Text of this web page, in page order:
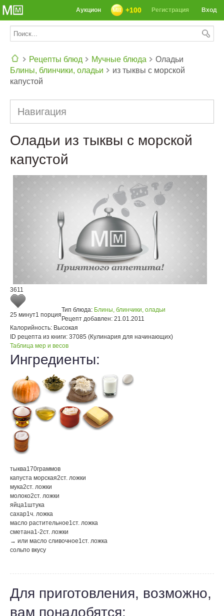
Вход
Регистрация
+100
Аукцион
Рецепты блюд
Мучные блюда
Блины, блинчики, оладьи
Оладьи
из тыквы с морской
капустой
Навигация
Оладьи из тыквы с морской
капустой
3611
25 минут1 порция
Тип блюда: Блины, блинчики, оладьи
Рецепт добавлен: 21.01.2011
Калорийность: Высокая
ID рецепта из книги: 37085 (Кулинария для начинающих)
Таблица мер и весов
Ингредиенты:
тыква170граммов
капуста морская2ст. ложки
мука2ст. ложки
молоко2ст. ложки
яйца1штука
сахар1ч. ложка
масло растительное1ст. ложка
сметана1-2ст. ложки
→ или масло сливочное1ст. ложка
сольпо вкусу
Для приготовления, возможно,
вам понадобятся: